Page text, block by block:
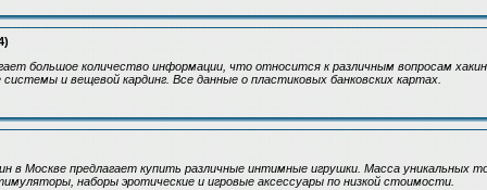
большое количество информации, что относится к различным вопросам
и вещевой кардинг. Все данные о пластиковых банковских картах.
в Москве предлагает купить различные интимные игрушки. Масса уникальных
наборы эротические и игровые аксессуары по низкой стоимости.